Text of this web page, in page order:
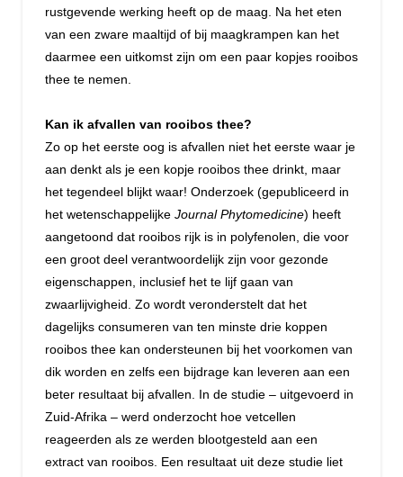
rustgevende werking heeft op de maag. Na het eten
van een zware maaltijd of bij maagkrampen kan het
daarmee een uitkomst zijn om een paar kopjes rooibos
thee te nemen.
Kan ik afvallen van rooibos thee?
Zo op het eerste oog is afvallen niet het eerste waar je
aan denkt als je een kopje rooibos thee drinkt, maar
het tegendeel blijkt waar! Onderzoek (gepubliceerd in
het wetenschappelijke Journal Phytomedicine) heeft
aangetoond dat rooibos rijk is in polyfenolen, die voor
een groot deel verantwoordelijk zijn voor gezonde
eigenschappen, inclusief het te lijf gaan van
zwaarlijvigheid. Zo wordt veronderstelt dat het
dagelijks consumeren van ten minste drie koppen
rooibos thee kan ondersteunen bij het voorkomen van
dik worden en zelfs een bijdrage kan leveren aan een
beter resultaat bij afvallen. In de studie – uitgevoerd in
Zuid-Afrika – werd onderzocht hoe vetcellen
reageerden als ze werden blootgesteld aan een
extract van rooibos. Een resultaat uit deze studie liet